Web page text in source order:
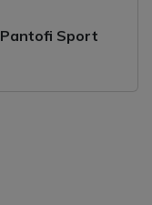
Pantofi Sport